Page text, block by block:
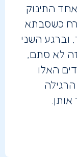
התינוק
כשסבתא
וברגע השני
לא סתם,
האלו